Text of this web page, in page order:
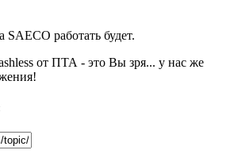
SAECO работать будет.
от ПТА - это Вы зря... у нас же